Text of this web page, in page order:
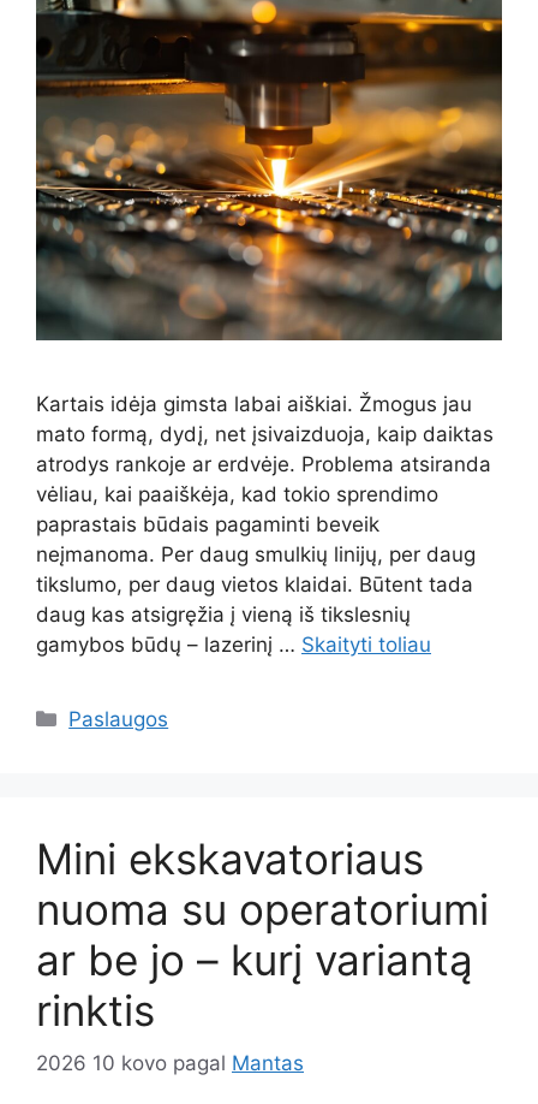
Kartais idėja gimsta labai aiškiai. Žmogus jau
mato formą, dydį, net įsivaizduoja, kaip daiktas
atrodys rankoje ar erdvėje. Problema atsiranda
vėliau, kai paaiškėja, kad tokio sprendimo
paprastais būdais pagaminti beveik
neįmanoma. Per daug smulkių linijų, per daug
tikslumo, per daug vietos klaidai. Būtent tada
daug kas atsigręžia į vieną iš tikslesnių
gamybos būdų – lazerinį … Skaityti toliau
Kategorijos
Paslaugos
Mini ekskavatoriaus
nuoma su operatoriumi
ar be jo – kurį variantą
rinktis
2026 10 kovo pagal Mantas